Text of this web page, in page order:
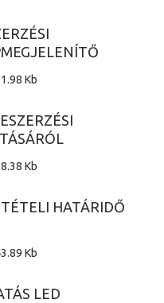
Kb
Kb
HATÁRIDŐ
Kb
LED